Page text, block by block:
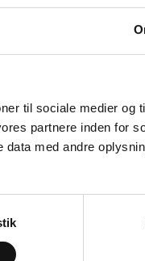
til sociale medier og
partnere inden for
med andre